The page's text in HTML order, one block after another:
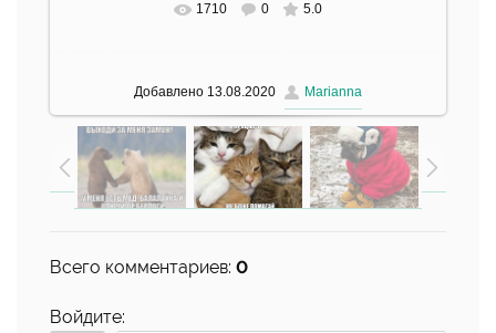
1710 0 5.0
Добавлено 13.08.2020 Marianna
Всего комментариев: 0
Войдите: